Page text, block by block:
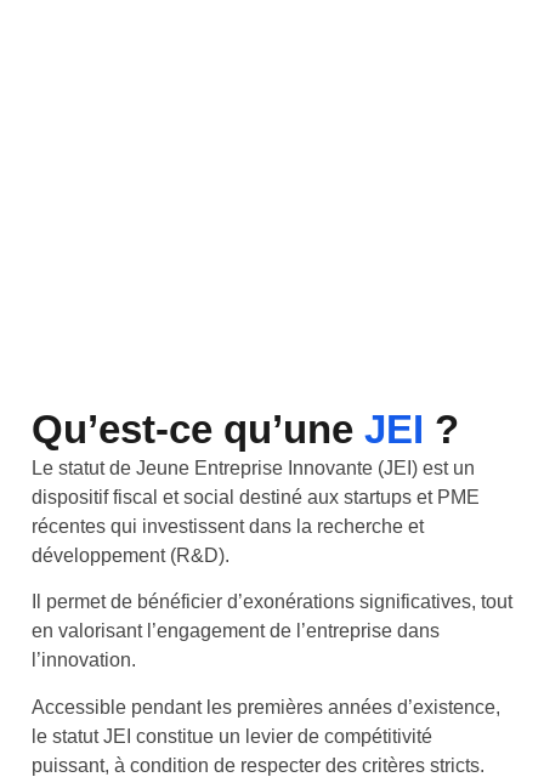
Qu’est-ce qu’une JEI ?
Le statut de Jeune Entreprise Innovante (JEI) est un
dispositif fiscal et social destiné aux startups et PME
récentes qui investissent dans la recherche et
développement (R&D).
Il permet de bénéficier d’exonérations significatives, tout
en valorisant l’engagement de l’entreprise dans
l’innovation.
Accessible pendant les premières années d’existence,
le statut JEI constitue un levier de compétitivité
puissant, à condition de respecter des critères stricts.